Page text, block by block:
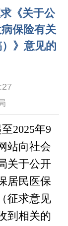
《关于公
保险有关
》意见的
2025年9
站向社会
关于公开
居民医保
征求意见
到相关的